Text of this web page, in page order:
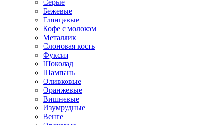
Серые
Бежевые
Глянцевые
Кофе с молоком
Металлик
Слоновая кость
Фуксия
Шоколад
Шампань
Оливковые
Оранжевые
Вишневые
Изумрудные
Венге